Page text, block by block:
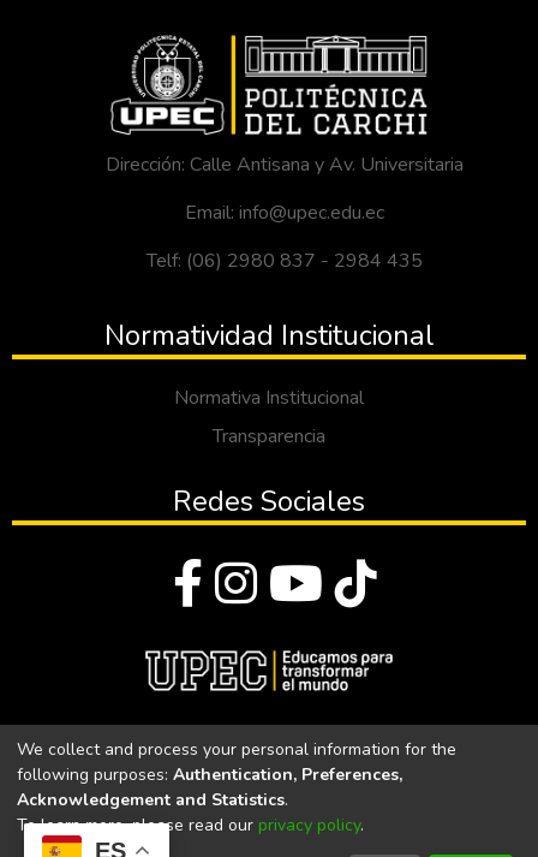
ES
Dirección: Calle Antisana y Av. Universitaria
Email: info@upec.edu.ec
Telf: (06) 2980 837 - 2984 435
Normatividad Institucional
Normativa Institucional
Transparencia
Redes Sociales
Universidad Politécnica Estatal del Carchi
Universidad Politécnica Estatal del Carchi | Acreditada por el
We collect and process your personal information for the
following purposes: Authentication, Preferences,
Acknowledgement and Statistics.
To learn more, please read our privacy policy.